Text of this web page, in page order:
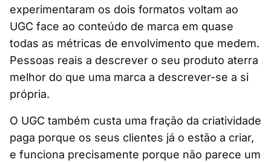
experimentaram os dois formatos voltam ao
UGC face ao conteúdo de marca em quase
todas as métricas de envolvimento que medem.
Pessoas reais a descrever o seu produto aterra
melhor do que uma marca a descrever-se a si
própria.
O UGC também custa uma fração da criatividade
paga porque os seus clientes já o estão a criar,
e funciona precisamente porque não parece um